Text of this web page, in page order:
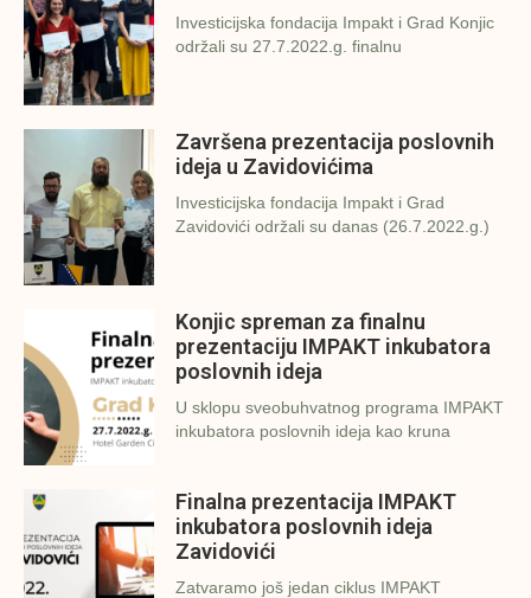
Investicijska fondacija Impakt i Grad Konjic
održali su 27.7.2022.g. finalnu
Završena prezentacija poslovnih
ideja u Zavidovićima
Investicijska fondacija Impakt i Grad
Zavidovići održali su danas (26.7.2022.g.)
Konjic spreman za finalnu
prezentaciju IMPAKT inkubatora
poslovnih ideja
U sklopu sveobuhvatnog programa IMPAKT
inkubatora poslovnih ideja kao kruna
Finalna prezentacija IMPAKT
inkubatora poslovnih ideja
Zavidovići
Zatvaramo još jedan ciklus IMPAKT